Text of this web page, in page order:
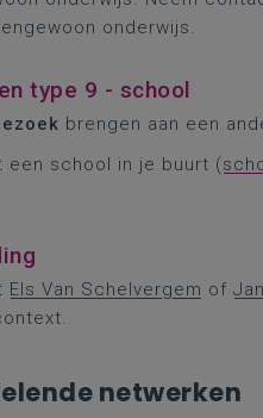
onderwijs.
type 9 - school
brengen aan een
een school in je buurt (
Els Van Schelvergem of
netwerken